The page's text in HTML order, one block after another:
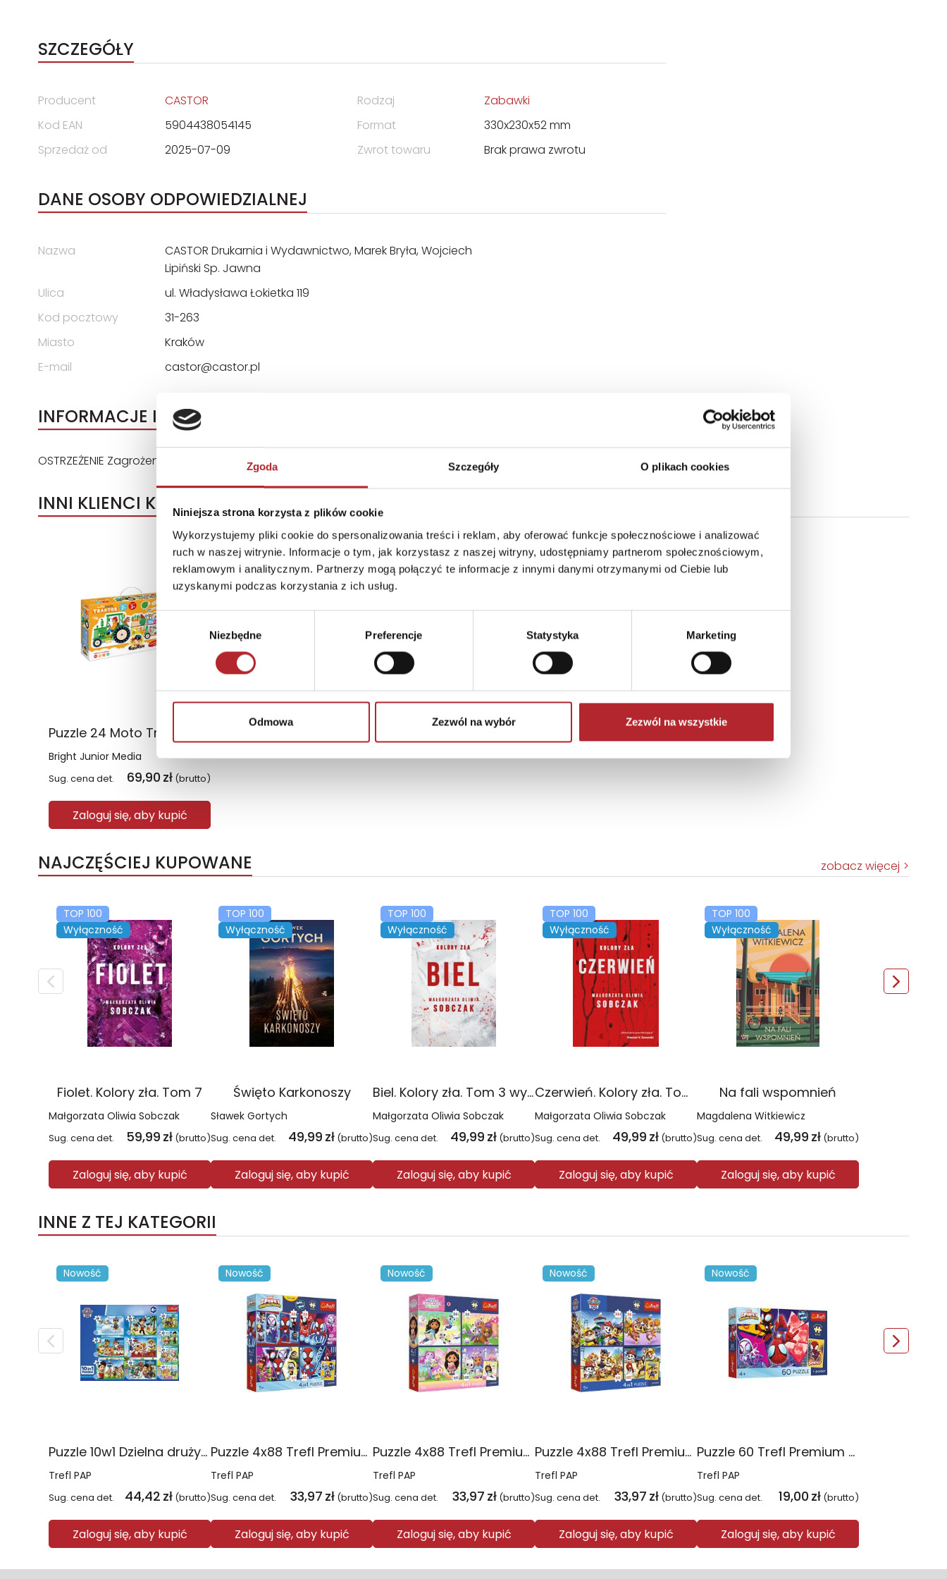
Zgoda Szczegóły O plikach cookies
Niniejsza strona korzysta z plików cookie
Wykorzystujemy pliki cookie do spersonalizowania treści i reklam, aby oferować funkcje społecznościowe i analizować
ruch w naszej witrynie. Informacje o tym, jak korzystasz z naszej witryny, udostępniamy partnerom społecznościowym,
reklamowym i analitycznym. Partnerzy mogą połączyć te informacje z innymi danymi otrzymanymi od Ciebie lub
uzyskanymi podczas korzystania z ich usług.
Wybór
zgody
Niezbędne Preferencje Statystyka Marketing
Odmowa Zezwól na wybór Zezwól na wszystkie
SZCZEGÓŁY
Producent
CASTOR
Kod EAN
5904438054145
Sprzedaż od
2025-07-09
Rodzaj
Zabawki
Format
330x230x52 mm
Zwrot towaru
Brak prawa zwrotu
DANE OSOBY ODPOWIEDZIALNEJ
Nazwa
CASTOR Drukarnia i Wydawnictwo, Marek Bryła, Wojciech
Lipiński Sp. Jawna
Ulica
ul. Władysława Łokietka 119
Kod pocztowy
31-263
Miasto
Kraków
E-mail
castor@castor.pl
INFORMACJE I OSTRZEŻENIA
OSTRZEŻENIE Zagrożenie zadławienia. Małe części
INNI KLIENCI KUPOWALI
Bright Junior Media
Sug. cena det. 69,90 zł (brutto)
Zaloguj się, aby kupić
NAJCZĘŚCIEJ KUPOWANE zobacz więcej
TOP 100
Wyłączność
Fiolet. Kolory zła. Tom 7
Małgorzata Oliwia Sobczak
Sug. cena det. 59,99 zł (brutto)
Zaloguj się, aby kupić
TOP 100
Wyłączność
Święto Karkonoszy
Sławek Gortych
Sug. cena det. 49,99 zł (brutto)
Zaloguj się, aby kupić
TOP 100
Wyłączność
Biel. Kolory zła. Tom 3 wyd. 2025
Małgorzata Oliwia Sobczak
Sug. cena det. 49,99 zł (brutto)
Zaloguj się, aby kupić
TOP 100
Wyłączność
Czerwień. Kolory zła. Tom 1 wyd. 2025
Małgorzata Oliwia Sobczak
Sug. cena det. 49,99 zł (brutto)
Zaloguj się, aby kupić
TOP 100
Wyłączność
Na fali wspomnień
Magdalena Witkiewicz
Sug. cena det. 49,99 zł (brutto)
Zaloguj się, aby kupić
INNE Z TEJ KATEGORII
Nowość
Puzzle 10w1 Dzielna drużyna Psiego Patrolu 96012
Trefl PAP
Sug. cena det. 44,42 zł (brutto)
Zaloguj się, aby kupić
Nowość
Puzzle 4x88 Trefl Premium Plus Kids Pajęczy dzień Spidey 34696
Trefl PAP
Sug. cena det. 33,97 zł (brutto)
Zaloguj się, aby kupić
Nowość
Puzzle 4x88 Trefl Premium Plus Kids Kocie harce Koci Domek Gabi 34694
Trefl PAP
Sug. cena det. 33,97 zł (brutto)
Zaloguj się, aby kupić
Nowość
Puzzle 4x88 Trefl Premium Plus Kids Psia Straż Psi Patrol 34693
Trefl PAP
Sug. cena det. 33,97 zł (brutto)
Zaloguj się, aby kupić
Nowość
Puzzle 60 Trefl Premium Plus Kids Niesamowita przygoda Spidey Marvel 17429
Trefl PAP
Sug. cena det. 19,00 zł (brutto)
Zaloguj się, aby kupić